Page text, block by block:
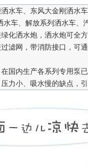
水车、东风大金刚洒水
车、解放系列洒水车、
化洒水炮，洒水炮可
滤网，带消防接口，
国内生产各系列专用
力小、吸水慢的缺点，